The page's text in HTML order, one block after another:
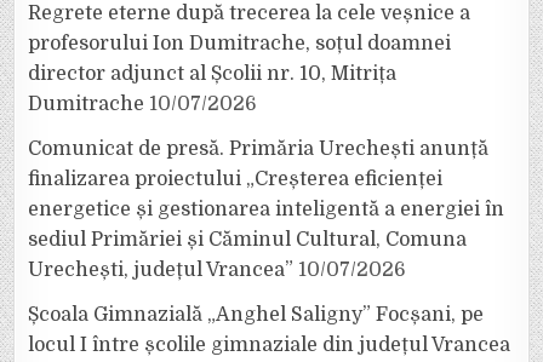
Regrete eterne după trecerea la cele veșnice a
profesorului Ion Dumitrache, soțul doamnei
director adjunct al Școlii nr. 10, Mitrița
Dumitrache 10/07/2026
Comunicat de presă. Primăria Urechești anunță
finalizarea proiectului „Creșterea eficienței
energetice și gestionarea inteligentă a energiei în
sediul Primăriei și Căminul Cultural, Comuna
Urechești, județul Vrancea” 10/07/2026
Școala Gimnazială „Anghel Saligny” Focșani, pe
locul I între școlile gimnaziale din județul Vrancea